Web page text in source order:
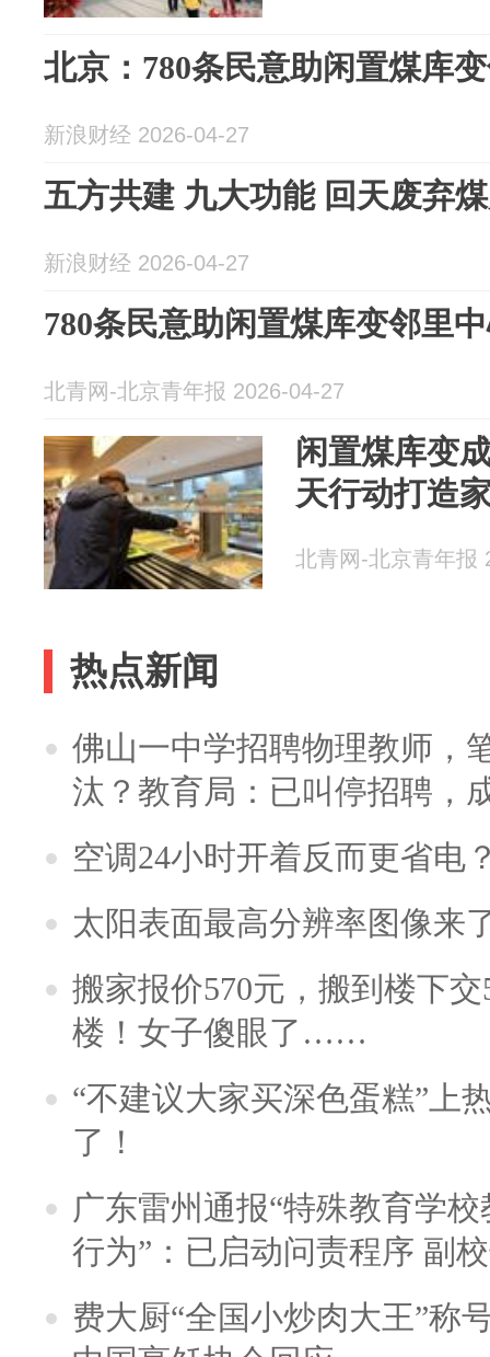
北京：780条民意助闲置煤库
新浪财经 2026-04-27
五方共建 九大功能 回天废弃
新浪财经 2026-04-27
780条民意助闲置煤库变邻里
北青网-北京青年报 2026-04-27
闲置煤库变
天行动打造
北青网-北京青年报
热点新闻
佛山一中学招聘物理教师，
汰？教育局：已叫停招聘，
空调24小时开着反而更省电
太阳表面最高分辨率图像来
搬家报价570元，搬到楼下
楼！女子傻眼了……
“不建议大家买深色蛋糕”上
了！
广东雷州通报“特殊教育学
行为”：已启动问责程序 副
费大厨“全国小炒肉大王”称